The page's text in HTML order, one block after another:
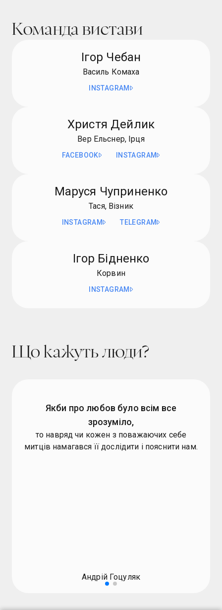
Команда вистави
Ігор Чебан
Василь Комаха
INSTAGRAM
Христя Дейлик
Вер Ельснер, Ірця
FACEBOOK INSTAGRAM
Маруся Чуприненко
Тася, Візник
INSTAGRAM TELEGRAM
Ігор Бідненко
Корвин
INSTAGRAM
Що кажуть люди?
Якби про любов було всім все
зрозуміло,
то навряд чи кожен з поважаючих себе
митців намагався її дослідити і пояснити нам.
Андрій Гоцуляк